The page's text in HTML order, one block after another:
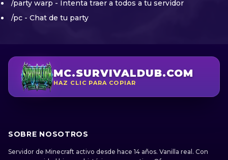
/party warp - Intenta traer a todos a tu servidor
/pc - Chat de tu party
MC.SURVIVALDUB.COM
HAZ CLIC PARA COPIAR
SOBRE NOSOTROS
Servidor de Minecraft activo desde hace 14 años. Vanilla real. Con